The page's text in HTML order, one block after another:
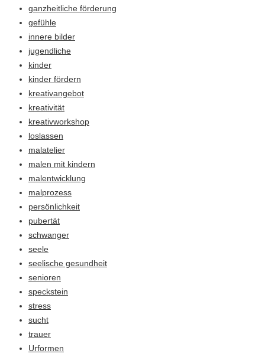
ganzheitliche förderung
gefühle
innere bilder
jugendliche
kinder
kinder fördern
kreativangebot
kreativität
kreativworkshop
loslassen
malatelier
malen mit kindern
malentwicklung
malprozess
persönlichkeit
pubertät
schwanger
seele
seelische gesundheit
senioren
speckstein
stress
sucht
trauer
Urformen